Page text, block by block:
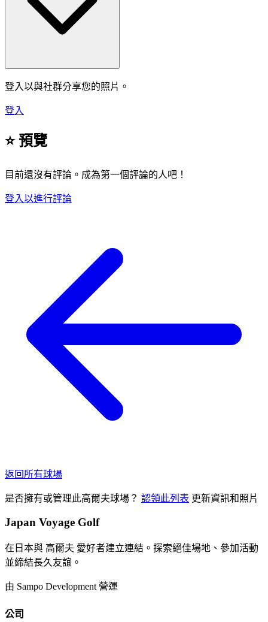
登入以與社群分享您的照片。
登入
⭐ 預覽
目前還沒有評論。成為第一個評論的人吧！
登入以進行評論
返回所有球場
是否擁有或管理此高爾夫球場？ 認領此列表 更新資訊和照片
Japan Voyage Golf
在日本與 高爾夫 愛好者建立連結。探索絕佳場地、參加活動
並締結長久友誼。
由 Sampo Development 營運
公司